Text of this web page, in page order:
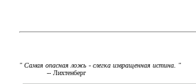
" Самая опасная ложь - слегка извращенная истина. "
-- Лихтенберг